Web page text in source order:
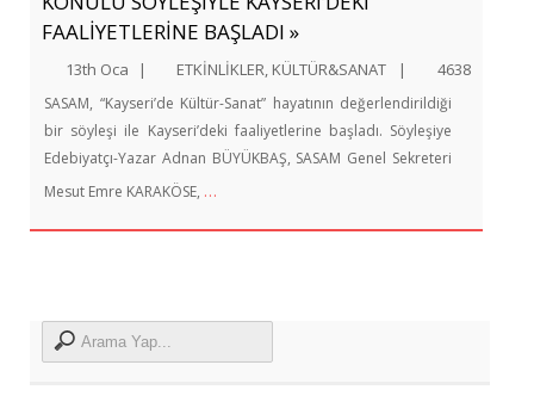
FAALİYETLERİNE BAŞLADI »
13th Oca | ETKİNLİKLER, KÜLTÜR&SANAT | 4638
SASAM, “Kayseri’de Kültür-Sanat” hayatının değerlendirildiği
bir söyleşi ile Kayseri’deki faaliyetlerine başladı. Söyleşiye
Edebiyatçı-Yazar Adnan BÜYÜKBAŞ, SASAM Genel Sekreteri
Mesut Emre KARAKÖSE, …